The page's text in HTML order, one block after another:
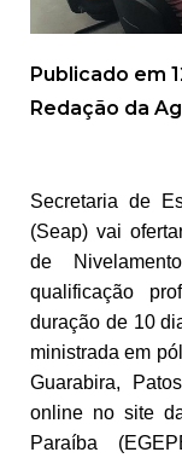
Publicado em
Redação da
Secretaria de
(Seap) vai
de
qualificação
duração de 10
ministrada em
Guarabira,
online no site
Paraíba